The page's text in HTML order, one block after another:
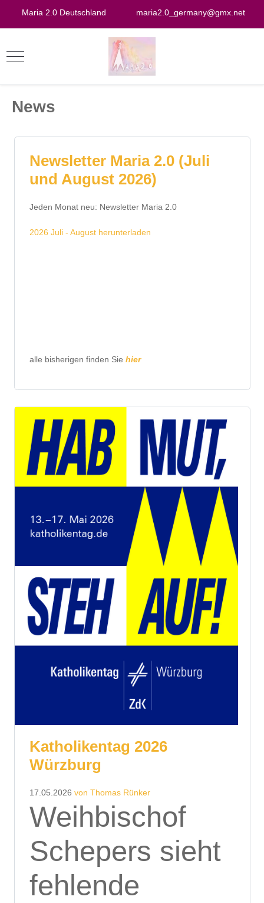
Maria 2.0 Deutschland maria2.0_germany@gmx.net
News
Newsletter Maria 2.0 (Juli
und August 2026)
Jeden Monat neu: Newsletter Maria 2.0
2026 Juli - August herunterladen
alle bisherigen finden Sie hier
Katholikentag 2026
Würzburg
17.05.2026 von Thomas Rünker
Weihbischof
Schepers sieht
fehlende